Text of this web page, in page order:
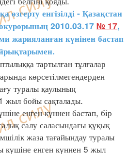
өзгерту енгізілді - Қазақстан
2010.03.17 № 17,
жарияланған күнінен бастап
тартылған тұлғалар
көрсетілмегендерден
туралы қаулының
жыл бойы сақталады.
енген күннен бастап, бір
салу саласындағы құқық
жаза тағайындау туралы
күшіне енген күннен 5 жыл